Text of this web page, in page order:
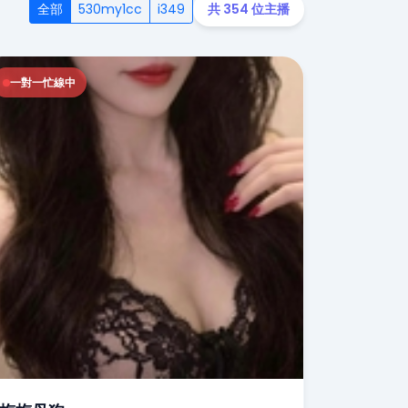
全部 530my1cc i349 共 354 位主播
一對一忙線中